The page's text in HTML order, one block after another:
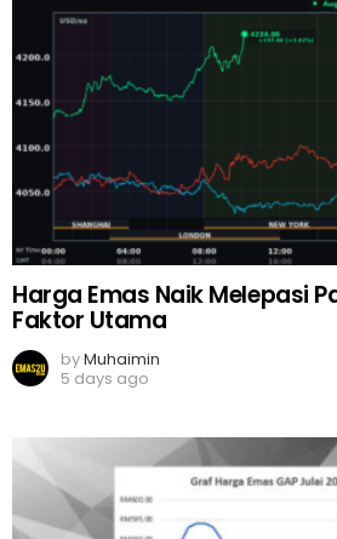
Harga Emas Naik Melepasi
Faktor Utama
byMuhaimin
5 days ago